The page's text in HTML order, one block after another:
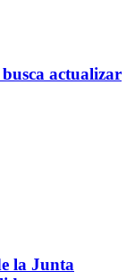
actualizar
la Junta